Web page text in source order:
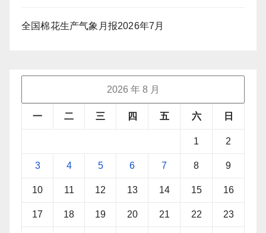
全国棉花生产气象月报2026年7月
2026 年 8 月
一 二 三 四 五 六 日
1 2
3 4 5 6 7 8 9
10 11 12 13 14 15 16
17 18 19 20 21 22 23